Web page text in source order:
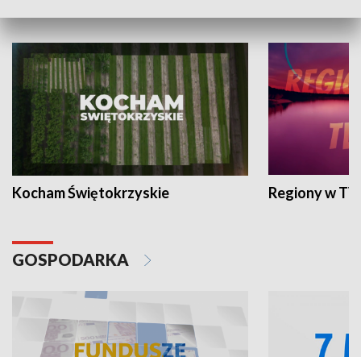
Kocham Świętokrzyskie Regiony w
GOSPODARKA